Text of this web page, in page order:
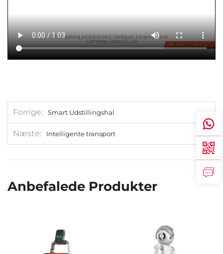
Forrige Smart Udstillingshal
Næste Intelligente transport
Anbefalede Produkter